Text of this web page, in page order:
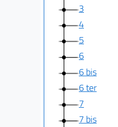
3
4
5
6
6 bis
6 ter
7
7 bis